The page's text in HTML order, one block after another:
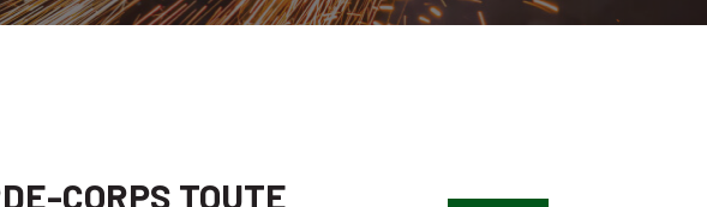
CORPS TOUTE